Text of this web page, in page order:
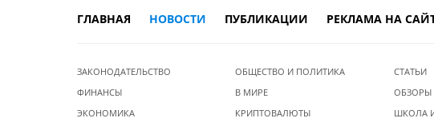
ГЛАВНАЯ НОВОСТИ ПУБЛИКАЦИИ РЕКЛАМА НА
ЗАКОНОДАТЕЛЬСТВО
ФИНАНСЫ
ЭКОНОМИКА
ОБЩЕСТВО И ПОЛИТИКА
В МИРЕ
КРИПТОВАЛЮТЫ
СТАТЬИ
ОБЗОРЫ
ШКОЛА